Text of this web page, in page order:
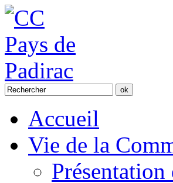
Accueil
Vie de la